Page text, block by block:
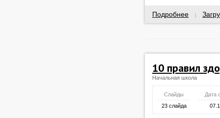
Подробнее
10 правил
Начальная школа
Слайды
Дата
23 слайда